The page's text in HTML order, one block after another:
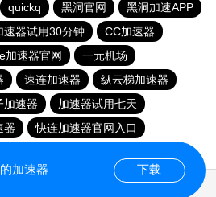
quickq 黑洞官网
黑洞加速APP
速器试用30分钟
CC加速器
加速器官网
一元机场
速连加速器
纵云梯加速器
加速器
加速器试用七天
器
快连加速器官网入口
加速器 下载